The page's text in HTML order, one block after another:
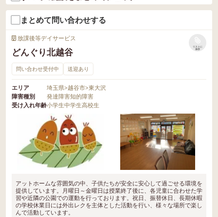
まとめて問い合わせする
放課後等デイサービス
どんぐり北越谷
リストに
保存
問い合わせ受付中 送迎あり
エリア 埼玉県>越谷市>東大沢
障害種別
発達障害知的障害
受け入れ年齢小学生中学生高校生
アットホームな雰囲気の中、子供たちが安全に安心して過ごせる環境を
提供しています。月曜日～金曜日は授業終了後に、各児童に合わせた学
習や近隣の公園での運動を行っております。祝日、振替休日、長期休暇
の学校休業日には外出レクを主体とした活動を行い、様々な場所で楽し
んで活動しています。